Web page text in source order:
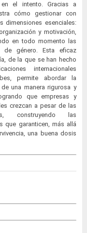
el intento. Gracias a
cómo gestionar con
dimensiones esenciales:
y motivación,
en todo momento las
de género. Esta eficaz
de la que se han hecho
internacionales
permite abordar la
una manera rigurosa y
que empresas y
crezcan a pesar de las
construyendo las
que garanticen, más allá
una buena dosis